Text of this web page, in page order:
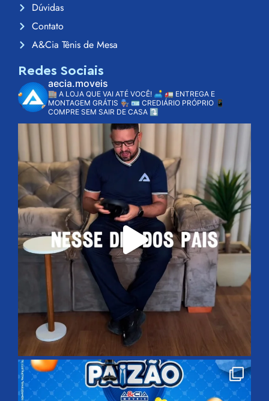
Dúvidas
Contato
A&Cia Tênis de Mesa
Redes Sociais
aecia.moveis
🏬 A LOJA QUE VAI ATÉ VOCÊ! 🛋️ 🚛 ENTREGA E
MONTAGEM GRÁTIS 👨🏽‍🔧 🪪 CREDIÁRIO PRÓPRIO 📱
COMPRE SEM SAIR DE CASA ⤵️